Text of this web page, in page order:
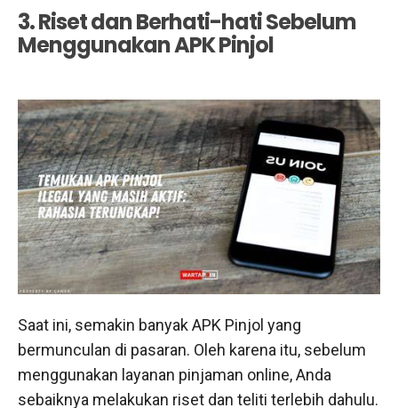
3. Riset dan Berhati-hati Sebelum
Menggunakan APK Pinjol
Saat ini, semakin banyak APK Pinjol yang
bermunculan di pasaran. Oleh karena itu, sebelum
menggunakan layanan pinjaman online, Anda
sebaiknya melakukan riset dan teliti terlebih dahulu.